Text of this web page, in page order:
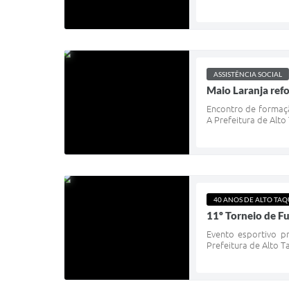
ASSISTÊNCIA SOCIAL
Maio Laranja
Encontro de
A Prefeitura de Alto
40 ANOS DE ALTO
11º Torneio de
Evento esportivo
Prefeitura de Alto